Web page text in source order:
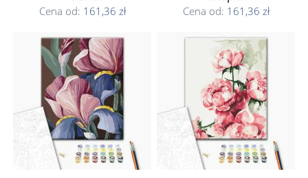
Cena od: 161,36 zł
Cena od: 161,36 zł